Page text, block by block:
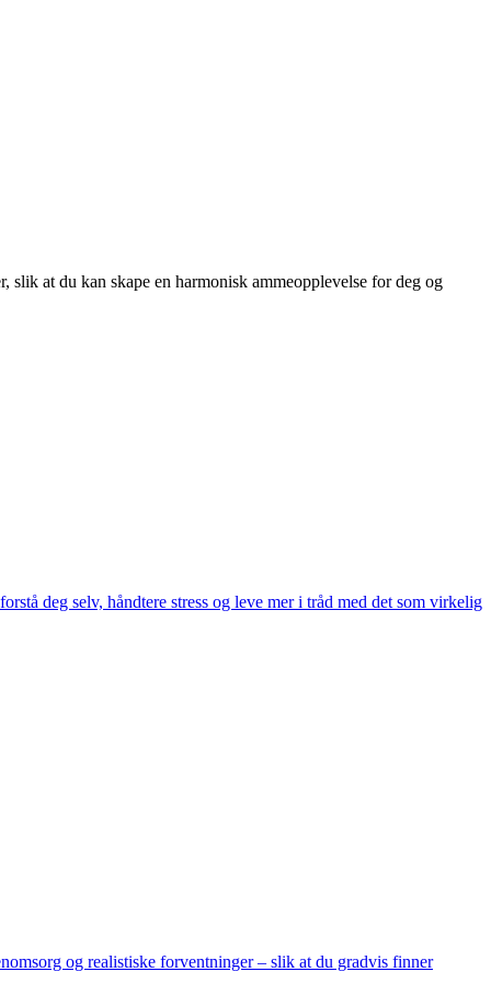
at du kan skape en harmonisk ammeopplevelse for deg og
deg selv, håndtere stress og leve mer i tråd med det som virkelig
og realistiske forventninger – slik at du gradvis finner